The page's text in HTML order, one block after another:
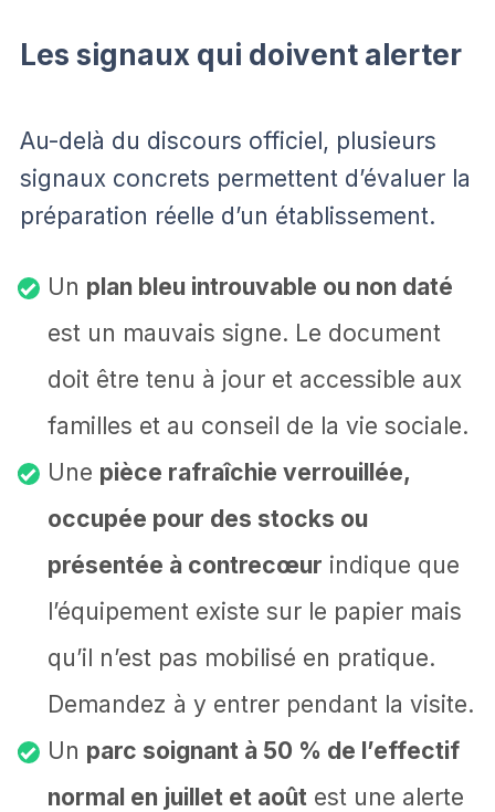
Les signaux qui doivent alerter
Au-delà du discours officiel, plusieurs
signaux concrets permettent d’évaluer la
préparation réelle d’un établissement.
Un plan bleu introuvable ou non daté
est un mauvais signe. Le document
doit être tenu à jour et accessible aux
familles et au conseil de la vie sociale.
Une pièce rafraîchie verrouillée,
occupée pour des stocks ou
présentée à contrecœur indique que
l’équipement existe sur le papier mais
qu’il n’est pas mobilisé en pratique.
Demandez à y entrer pendant la visite.
Un parc soignant à 50 % de l’effectif
normal en juillet et août est une alerte